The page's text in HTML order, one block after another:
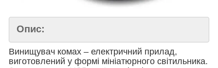
Опис:
Винищувач комах – електричний прилад,
виготовлений у формі мініатюрного світильника.